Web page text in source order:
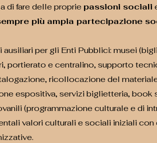
di fare delle proprie passioni sociali
più ampia partecipazione
per gli Enti Pubblici: musei
portierato e centralino, supporto
ricollocazione del
espositiva, servizi biglietteria, book
(programmazione culturale e di
valori culturali e sociali iniziali